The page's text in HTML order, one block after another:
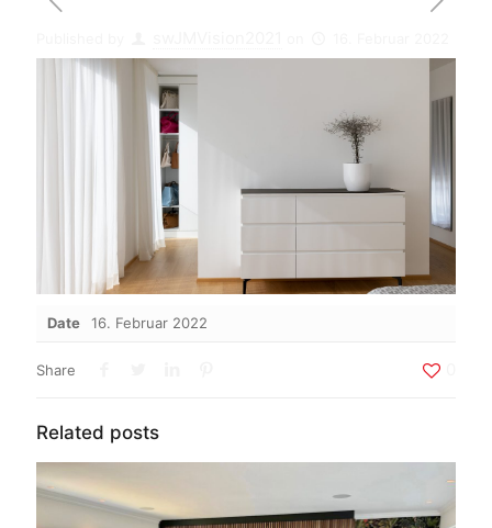
Date 16. Februar 2022
Share
Related posts